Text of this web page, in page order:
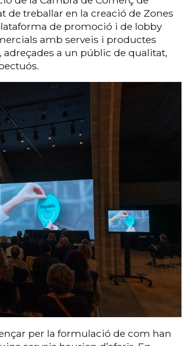
de treballar en la creació de Zones
de promoció i de lobby
amb serveis i productes
adreçades a un públic de qualitat,
per la formulació de com han